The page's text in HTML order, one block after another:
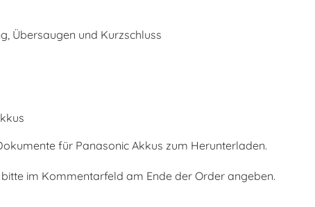
Übersaugen und Kurzschluss
für Panasonic Akkus zum Herunterladen.
im Kommentarfeld am Ende der Order angeben.